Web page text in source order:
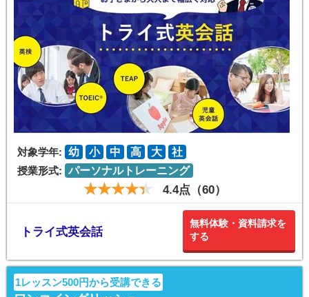
対象学年: 幼 小 中 高 大
社
授業形式: パーソナルトレーニング
4.4点（60）
トライ式英会話
無料体験・資料請求を
する
1レッスン500円から受講できる